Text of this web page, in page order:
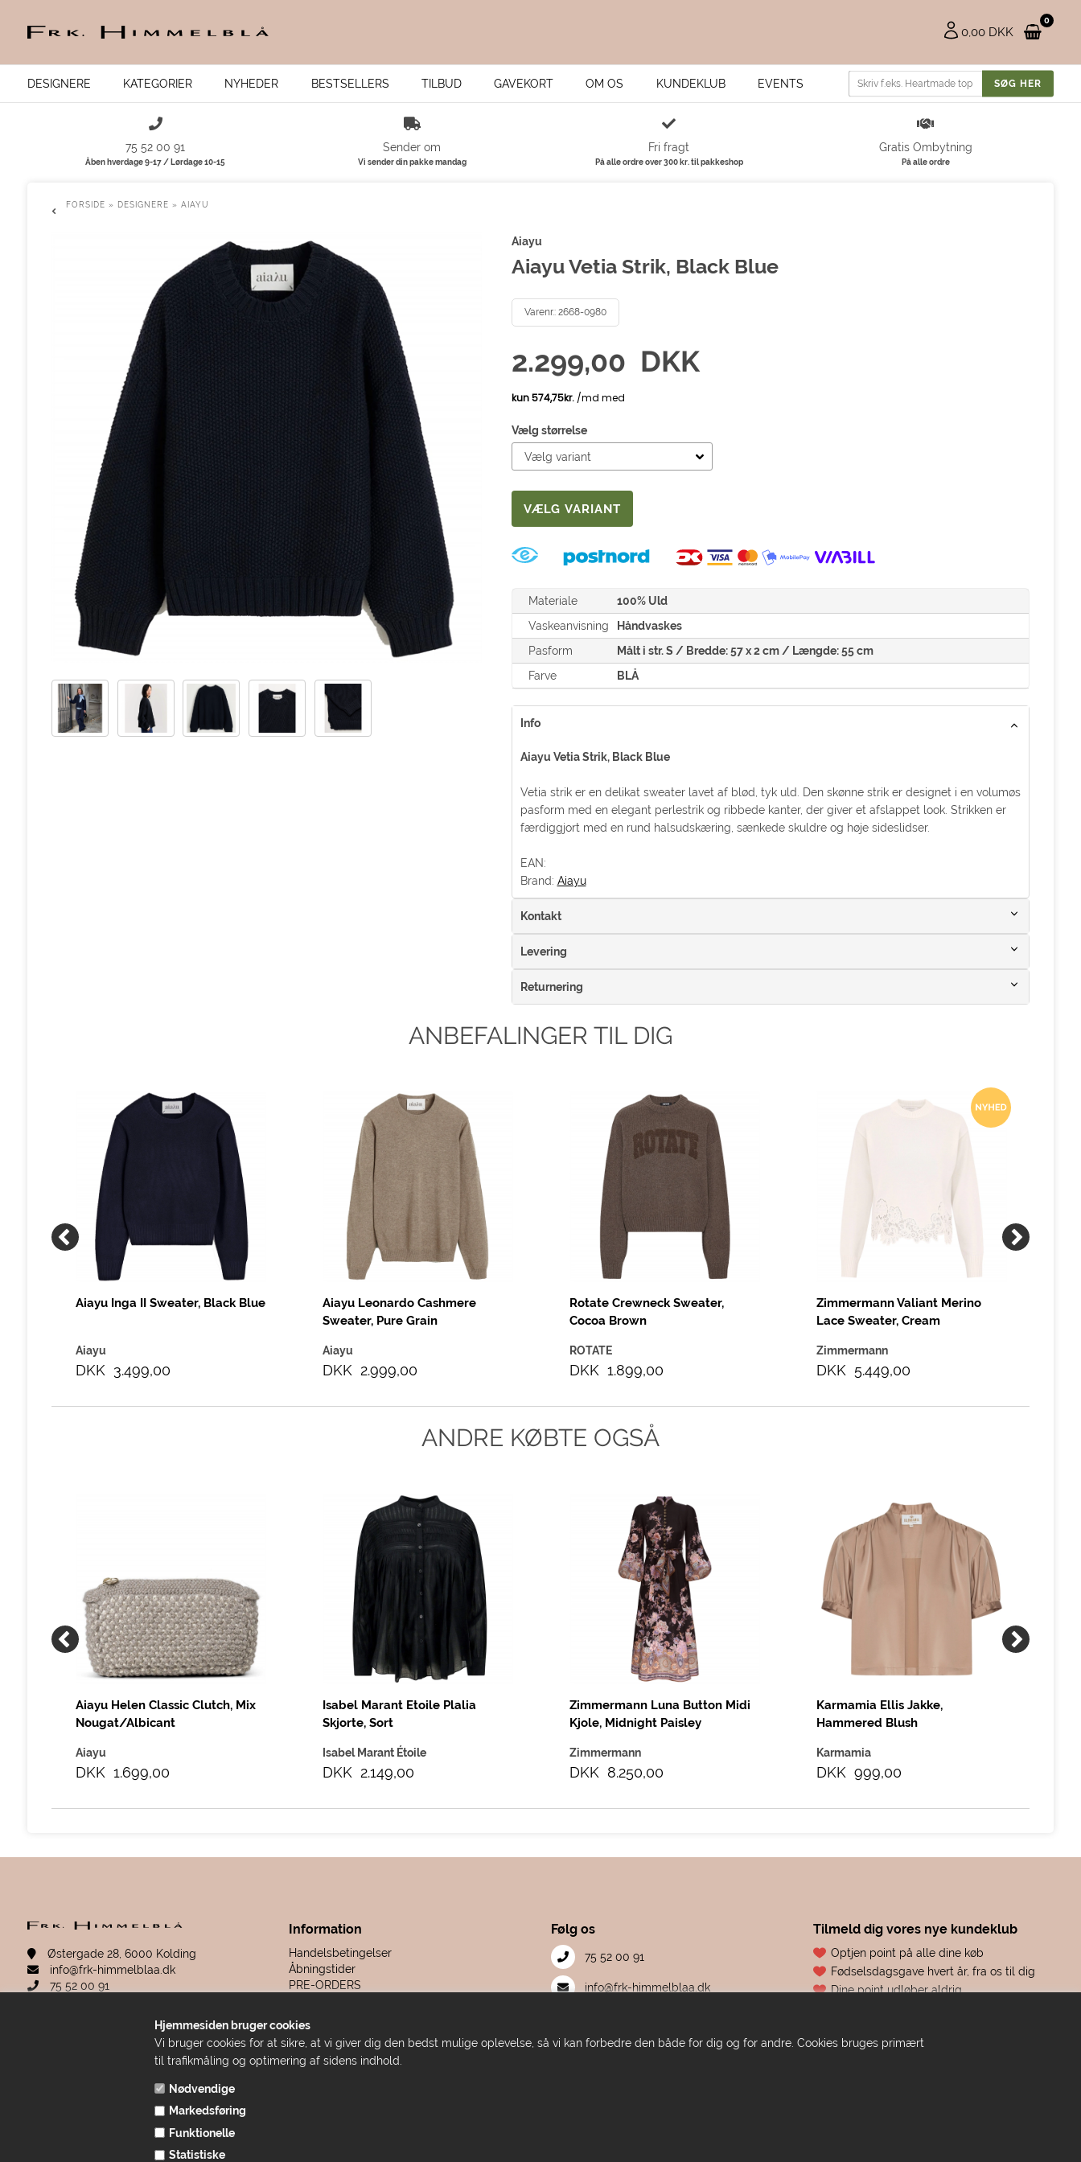
Hjemmesiden bruger cookies
Vi bruger cookies for at sikre, at vi giver dig den bedst mulige oplevelse, så vi kan forbedre den både for dig og for andre. Cookies bruges primært
til trafikmåling og optimering af sidens indhold.
Nødvendige
Markedsføring
Funktionelle
Statistiske
0
0,00 DKK
DESIGNERE KATEGORIER NYHEDER BESTSELLERS TILBUD GAVEKORT OM OS KUNDEKLUB EVENTS
75 52 00 91
Åben hverdage 9-17 / Lørdage 10-15
Sender om
Vi sender din pakke mandag
Fri fragt
På alle ordre over 300 kr. til pakkeshop
Gratis Ombytning
På alle ordre
FORSIDE » DESIGNERE » AIAYU
Aiayu
Aiayu Vetia Strik, Black Blue
Varenr.: 2668-0980
2.299,00 DKK
Vælg størrelse
Materiale
100% Uld
Vaskeanvisning
Håndvaskes
Pasform
Målt i str. S / Bredde: 57 x 2 cm / Længde: 55 cm
Farve
BLÅ
Info
Aiayu Vetia Strik, Black Blue
Vetia strik er en delikat sweater lavet af blød, tyk uld. Den skønne strik er designet i en volumøs
pasform med en elegant perlestrik og ribbede kanter, der giver et afslappet look. Strikken er
færdiggjort med en rund halsudskæring, sænkede skuldre og høje sideslidser.
EAN:
Brand: Aiayu
Kontakt
Levering
Returnering
ANBEFALINGER TIL DIG
Aiayu Inga II Sweater, Black Blue
Aiayu
DKK 3.499,00
Aiayu Leonardo Cashmere
Sweater, Pure Grain
Aiayu
DKK 2.999,00
Rotate Crewneck Sweater,
Cocoa Brown
ROTATE
DKK 1.899,00
Zimmermann Valiant Merino
Lace Sweater, Cream
Zimmermann
DKK 5.449,00
ANDRE KØBTE OGSÅ
Aiayu Helen Classic Clutch, Mix
Nougat/Albicant
Aiayu
DKK 1.699,00
Isabel Marant Etoile Plalia
Skjorte, Sort
Isabel Marant Étoile
DKK 2.149,00
Zimmermann Luna Button Midi
Kjole, Midnight Paisley
Zimmermann
DKK 8.250,00
Karmamia Ellis Jakke,
Hammered Blush
Karmamia
DKK 999,00
Østergade 28, 6000 Kolding
info@frk-himmelblaa.dk
75 52 00 91
Information
Handelsbetingelser
Åbningstider
PRE-ORDERS
Sitemap
Fortrydelsesret
Følg os
75 52 00 91
info@frk-himmelblaa.dk
Instagram
Tilmeld dig vores nye kundeklub
Optjen point på alle dine køb
Fødselsdagsgave hvert år, fra os til dig
Dine point udløber aldrig